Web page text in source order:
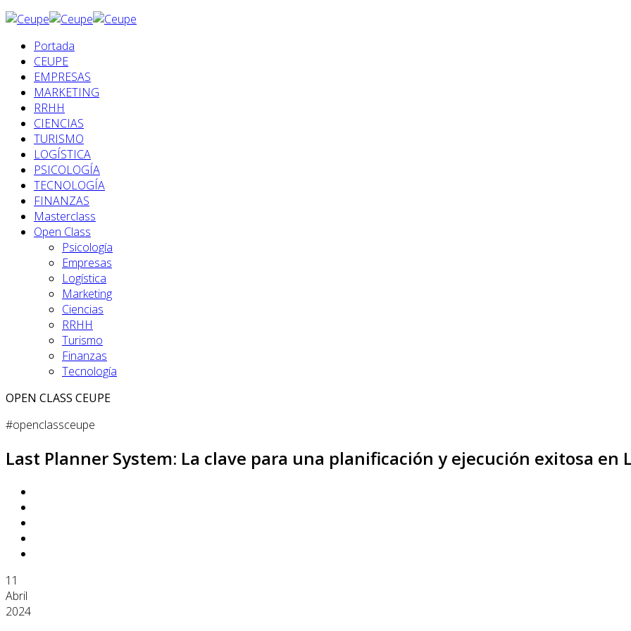
Portada
CEUPE
EMPRESAS
MARKETING
RRHH
CIENCIAS
TURISMO
LOGÍSTICA
PSICOLOGÍA
TECNOLOGÍA
FINANZAS
Masterclass
Open Class
Psicología
Empresas
Logística
Marketing
Ciencias
RRHH
Turismo
Finanzas
Tecnología
OPEN CLASS CEUPE
#openclassceupe
Last Planner System: La clave para una planificación y ejecución exitosa en
11
Abril
2024